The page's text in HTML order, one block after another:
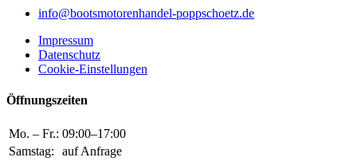
info@bootsmotorenhandel-poppschoetz.de
Impressum
Datenschutz
Cookie-Einstellungen
Öffnungszeiten
Mo. – Fr.: 09:00–17:00
Samstag:
auf Anfrage